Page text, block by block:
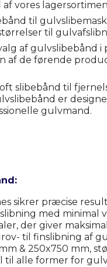
vores
til
til
af gulvslibebånd
af de førende
slibebånd til
er
gulvmand.
sikrer præcise
med minimal
der giver
til finslibning af
& 250x750 mm,
til alle former for